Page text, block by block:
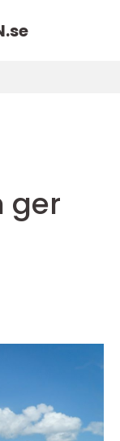
se
ger